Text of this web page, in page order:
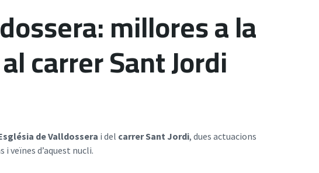
millores a la
carrer Sant Jordi
de Valldossera i del carrer Sant Jordi, dues actuacions
d’aquest nucli.